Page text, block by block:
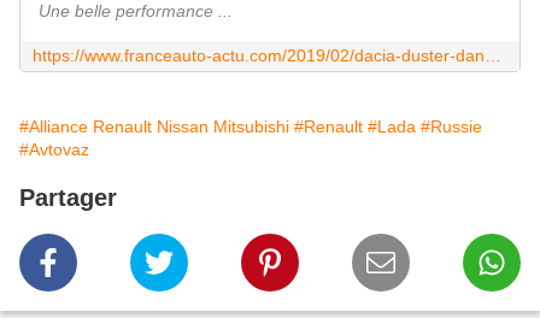
Une belle performance ...
#Alliance Renault Nissan Mitsubishi #Renault #Lada #Russie
#Avtovaz
Partager